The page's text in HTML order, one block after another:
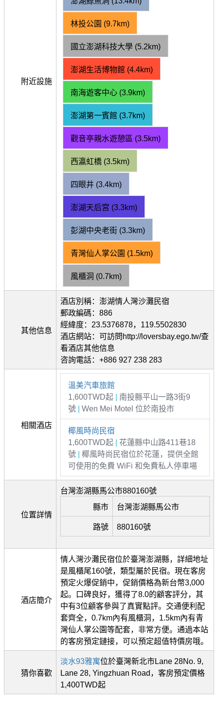
附近設施
林投公園 (9.7km)
國立澎湖科技大學 (5.2km)
澎湖生活博物館 (4.4km)
南海遊客中心 (3.9km)
澎湖第一賓館 (3.7km)
觀音亭親水遊憩區 (3.5km)
西瀛虹橋 (3.5km)
四眼井 (3.4km)
澎湖天后宮 (3.3km)
彭湖中央老街 (3.3km)
青灣仙人掌公園 (1.5km)
風櫃洞 (0.7km)
其他信息
酒店別稱：澎湖情人灣沙灘民宿
郵政編碼：886
經緯度：23.5376878，119.5502830
酒店網站：可訪問http://loversbay.ego.tw/查
看酒店其他信息
咨詢電話：+886 927 238 283
相關酒店
溫美汽車旅館
1,600TWD起
南投縣平山一路3街9
號
Wen Mei Motel 位於南投市
椰風時尚民宿
1,600TWD起
花蓮縣中山路411巷18
號
椰風時尚民宿位於花蓮，提供全館
可使用的免費 WiFi 和免費私人停車場
位置詳情
台灣澎湖縣馬公市880160號
縣市
台灣澎湖縣馬公市
路號 880160號
酒店簡介
情人灣沙灘民宿位於臺灣澎湖縣，詳細地址
是風櫃尾160號，類型屬於民宿。現在客房
預定火爆促銷中，促銷價格為新台幣3,000
起。口碑良好，獲得了8.0的顧客評分，其
中有3位顧客參與了真實點評。交通便利配
套齊全，0.7km內有風櫃洞，1.5km內有青
灣仙人掌公園等配套，非常方便。通過本站
的客房預定鏈接，可以預定超值特價房哦。
猜你喜歡
淡水93雅寓位於臺灣新北市Lane 28No. 9,
Lane 28, Yingzhuan Road，客房預定價格
1,400TWD起